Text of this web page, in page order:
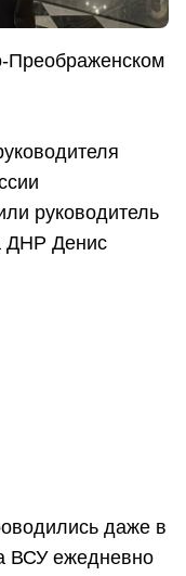
Преображенском
руководитель
ДНР Денис
даже в
ВСУ ежедневно